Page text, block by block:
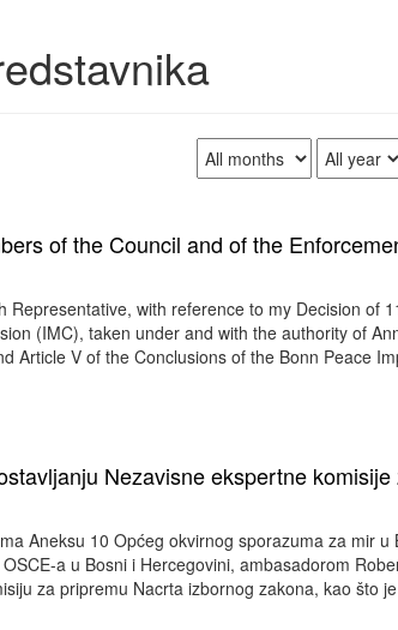
of the Council and of the
Representative, with reference to my Decision of
(IMC), taken under and with the authority of
Article V of the Conclusions of the Bonn Peace
Nezavisne ekspertne komisije
Aneksu 10 Općeg okvirnog sporazuma za mir u
a u Bosni i Hercegovini, ambasadorom
za pripremu Nacrta izbornog zakona, kao što